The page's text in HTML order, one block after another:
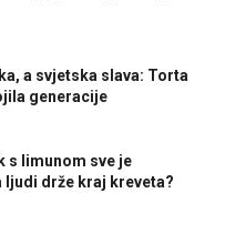
a svjetska slava: Torta
generacije
s limunom sve je
drže kraj kreveta?